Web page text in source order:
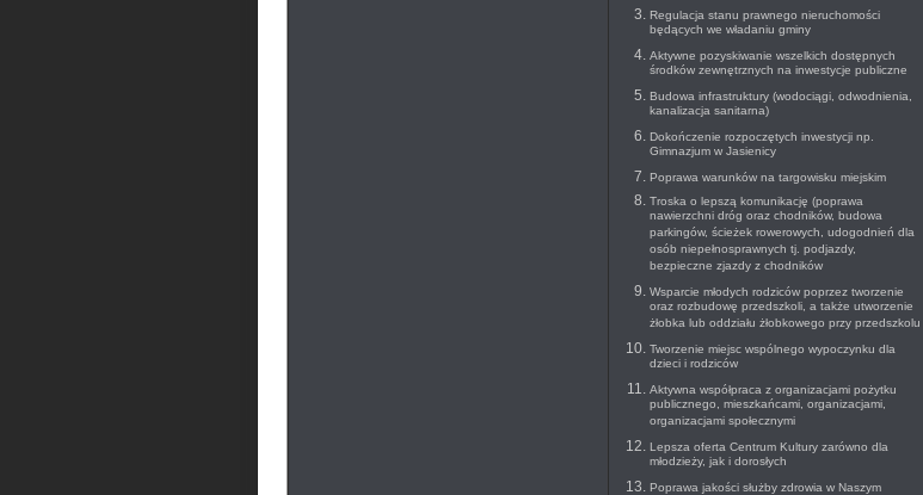
Regulacja stanu prawnego nieruchomości
będących we władaniu gminy
Aktywne pozyskiwanie wszelkich dostępnych
środków zewnętrznych na inwestycje publiczne
Budowa infrastruktury (wodociągi, odwodnienia,
kanalizacja sanitarna)
Dokończenie rozpoczętych inwestycji np.
Gimnazjum w Jasienicy
Poprawa warunków na targowisku miejskim
Troska o lepszą komunikację (poprawa
nawierzchni dróg oraz chodników, budowa
parkingów, ścieżek rowerowych, udogodnień dla
osób niepełnosprawnych tj. podjazdy,
bezpieczne zjazdy z chodników
Wsparcie młodych rodziców poprzez tworzenie
oraz rozbudowę przedszkoli, a także utworzenie
żłobka lub oddziału żłobkowego przy przedszkolu
Tworzenie miejsc wspólnego wypoczynku dla
dzieci i rodziców
Aktywna współpraca z organizacjami pożytku
publicznego, mieszkańcami, organizacjami,
organizacjami społecznymi
Lepsza oferta Centrum Kultury zarówno dla
młodzieży, jak i dorosłych
Poprawa jakości służby zdrowia w Naszym